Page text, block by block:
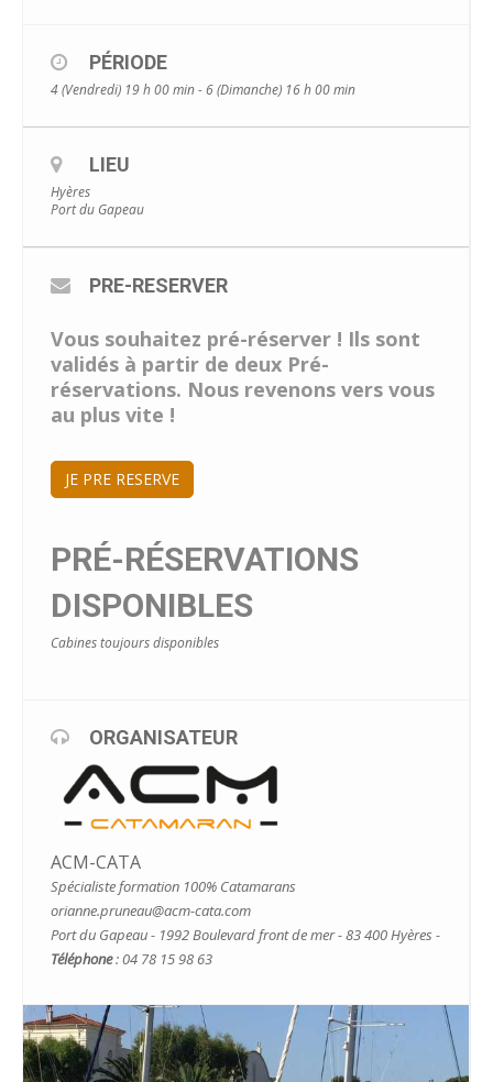
PÉRIODE
4 (Vendredi) 19 h 00 min - 6 (Dimanche) 16 h 00 min
LIEU
Hyères
Port du Gapeau
PRE-RESERVER
Vous souhaitez pré-réserver ! Ils sont
validés à partir de deux Pré-
réservations. Nous revenons vers vous
au plus vite !
JE PRE RESERVE
PRÉ-RÉSERVATIONS
DISPONIBLES
Cabines toujours disponibles
ORGANISATEUR
ACM-CATA
Spécialiste formation 100% Catamarans
orianne.pruneau@acm-cata.com
Port du Gapeau - 1992 Boulevard front de mer - 83 400 Hyères -
Téléphone: 04 78 15 98 63